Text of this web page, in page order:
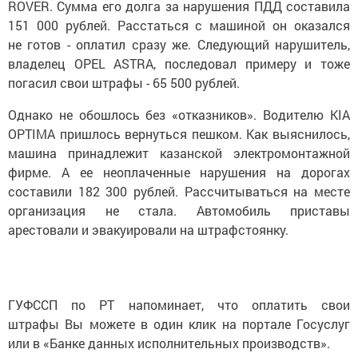
ROVER. Сумма его долга за нарушения ПДД составила
151 000 рублей. Расстаться с машиной он оказался
не готов - оплатил сразу же. Следующий нарушитель,
владелец OPEL ASTRA, последовал примеру и тоже
погасил свои штрафы - 65 500 рублей.
Однако не обошлось без «отказников». Водителю KIA
OPTIMA пришлось вернуться пешком. Как выяснилось,
машина принадлежит казанской электромонтажной
фирме. А ее неоплаченные нарушения на дорогах
составили 182 300 рублей. Рассчитываться на месте
организация не стала. Автомобиль приставы
арестовали и эвакуировали на штрафстоянку.
ГУФССП по РТ напоминает, что оплатить свои
штрафы Вы можете в один клик на портале Госуслуг
или в «Банке данных исполнительных производств».